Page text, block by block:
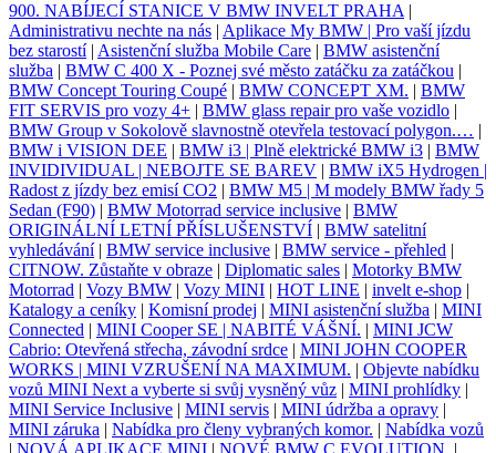
900. NABÍJECÍ STANICE V BMW INVELT PRAHA |
Administrativu nechte na nás | Aplikace My BMW | Pro vaší jízdu
bez starostí| Asistenční služba Mobile Care | BMW asistenční
služba | BMW C 400 X - Poznej své město zatáčku za zatáčkou |
BMW Concept Touring Coupé | BMW CONCEPT XM. | BMW
FIT SERVIS pro vozy 4+ | BMW glass repair pro vaše vozidlo |
BMW Group v Sokolově slavnostně otevřela testovací polygon.… |
BMW i VISION DEE | BMW i3 | Plně elektrické BMW i3 | BMW
INVIDIVIDUAL | NEBOJTE SE BAREV | BMW iX5 Hydrogen |
Radost z jízdy bez emisí CO2 | BMW M5 | M modely BMW řady 5
Sedan (F90) | BMW Motorrad service inclusive | BMW
ORIGINÁLNÍ LETNÍ PŘÍSLUŠENSTVÍ | BMW satelitní
vyhledávání| BMW service inclusive | BMW service - přehled |
CITNOW. Zůstaňte v obraze | Diplomatic sales | Motorky BMW
Motorrad | Vozy BMW | Vozy MINI | HOT LINE | invelt e-shop |
Katalogy a ceníky | Komisní prodej | MINI asistenční služba | MINI
Connected | MINI Cooper SE | NABITÉ VÁŠNÍ. | MINI JCW
Cabrio: Otevřená střecha, závodní srdce | MINI JOHN COOPER
WORKS | MINI VZRUŠENÍ NA MAXIMUM. | Objevte nabídku
vozů MINI Next a vyberte si svůj vysněný vůz | MINI prohlídky |
MINI Service Inclusive | MINI servis | MINI údržba a opravy |
MINI záruka | Nabídka pro členy vybraných komor. | Nabídka vozů